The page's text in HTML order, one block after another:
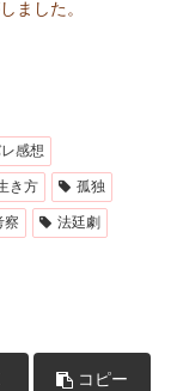
ました。
感想
き方 孤独
察 法廷劇
コピー